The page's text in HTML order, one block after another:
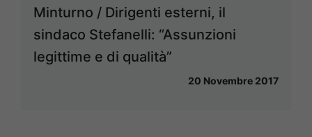
Minturno / Dirigenti esterni, il
sindaco Stefanelli: “Assunzioni
legittime e di qualità”
20 Novembre 2017